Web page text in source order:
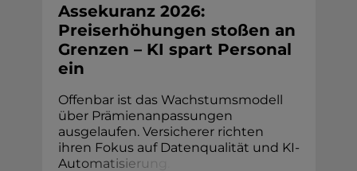
Assekuranz 2026:
Preiserhöhungen stoßen an
Grenzen – KI spart Personal
ein
Offenbar ist das Wachstumsmodell
über Prämienanpassungen
ausgelaufen. Versicherer richten
ihren Fokus auf Datenqualität und KI-
Automatisieru n